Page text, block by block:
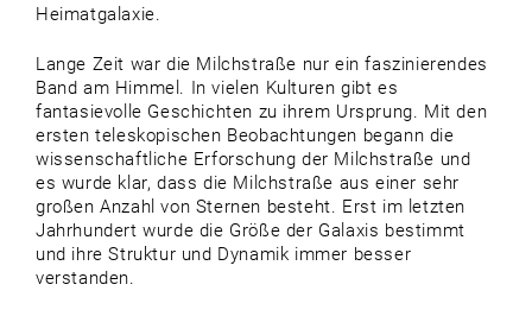
Heimatgalaxie.
Lange Zeit war die Milchstraße nur ein faszinierendes
Band am Himmel. In vielen Kulturen gibt es
fantasievolle Geschichten zu ihrem Ursprung. Mit den
ersten teleskopischen Beobachtungen begann die
wissenschaftliche Erforschung der Milchstraße und
es wurde klar, dass die Milchstraße aus einer sehr
großen Anzahl von Sternen besteht. Erst im letzten
Jahrhundert wurde die Größe der Galaxis bestimmt
und ihre Struktur und Dynamik immer besser
verstanden.